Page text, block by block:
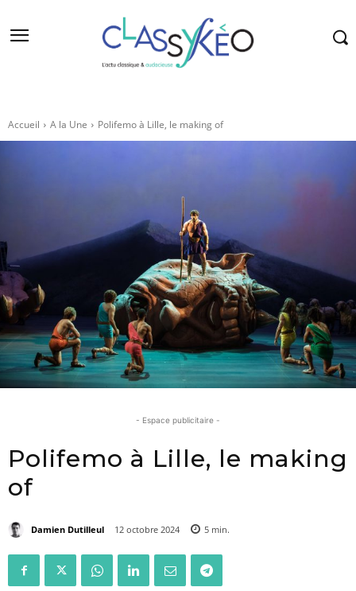
Accueil A la Une Polifemo à Lille, le making of
- Espace publicitaire -
Polifemo à Lille, le making
of
Damien Dutilleul 12 octobre 2024 5 min.